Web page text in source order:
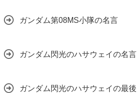
ガンダム第08MS小隊の名言
ガンダム閃光のハサウェイの名言
ガンダム閃光のハサウェイの最後